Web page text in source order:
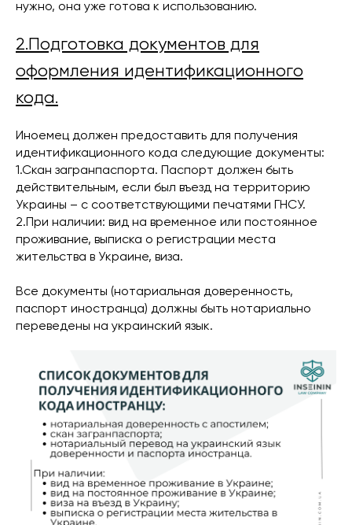
нужно, она уже готова к использованию.
2.Подготовка документов для
оформления идентификационного
кода.
Иноемец должен предоставить для получения
идентификационного кода следующие документы:
1.Скан загранпаспорта. Паспорт должен быть
действительным, если был въезд на территорию
Украины – с соответствующими печатями ГНСУ.
2.При наличии: вид на временное или постоянное
проживание, выписка о регистрации места
жительства в Украине, виза.
Все документы (нотариальная доверенность,
паспорт иностранца) должны быть нотариально
переведены на украинский язык.